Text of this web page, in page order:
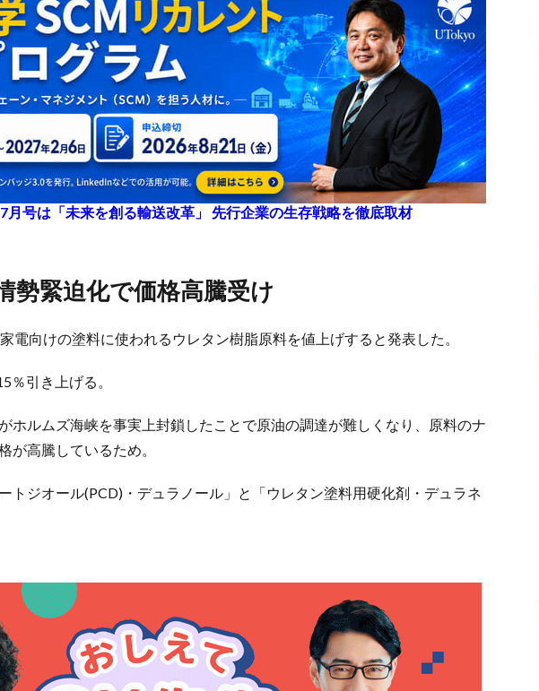
月号は「未来を創る輸送改革」 先行企業の生存戦略を徹底取材
勢緊迫化で価格高騰受け
電向けの塗料に使われるウレタン樹脂原料を値上げすると発表した。
％引き上げる。
ホルムズ海峡を事実上封鎖したことで原油の調達が難しくなり、原料のナ
が高騰しているため。
トジオール(PCD)・デュラノール」と「ウレタン塗料用硬化剤・デュラネ